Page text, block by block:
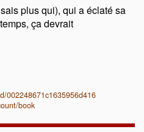
plus qui), qui a éclaté sa
ça devrait
002248671c1635956d416
book